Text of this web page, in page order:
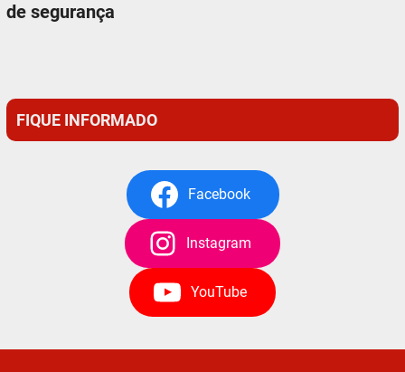
de segurança
FIQUE INFORMADO
Facebook
Instagram
YouTube